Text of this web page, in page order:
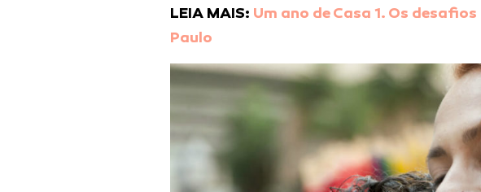
LEIA MAIS: Um ano de Casa 1. Os
Paulo